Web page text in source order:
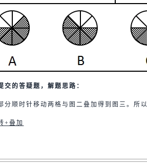
交的答疑题，解题思路：
分顺时针移动两格与图二叠加得到图三。所
+叠加